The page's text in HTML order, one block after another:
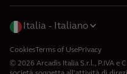
© 2026 Arcadis Italia S.r.l., P.IVA e
CookiesTerms of UsePrivacy
Italia Italiano